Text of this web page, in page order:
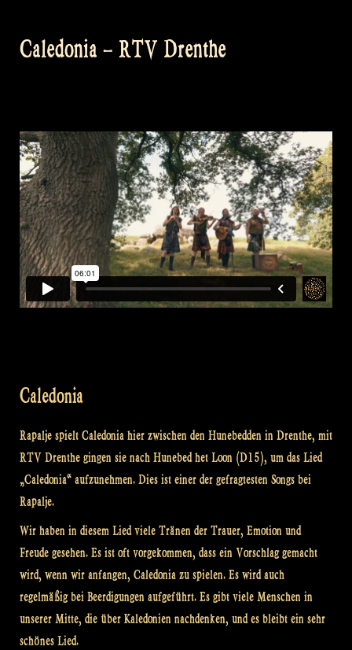
Caledonia – RTV Drenthe
Caledonia
Rapalje spielt Caledonia hier zwischen den Hunebedden in Drenthe, mit
RTV Drenthe gingen sie nach Hunebed het Loon (D15), um das Lied
„Caledonia“ aufzunehmen. Dies ist einer der gefragtesten Songs bei
Rapalje.
Wir haben in diesem Lied viele Tränen der Trauer, Emotion und
Freude gesehen. Es ist oft vorgekommen, dass ein Vorschlag gemacht
wird, wenn wir anfangen, Caledonia zu spielen. Es wird auch
regelmäßig bei Beerdigungen aufgeführt. Es gibt viele Menschen in
unserer Mitte, die über Kaledonien nachdenken, und es bleibt ein sehr
schönes Lied.